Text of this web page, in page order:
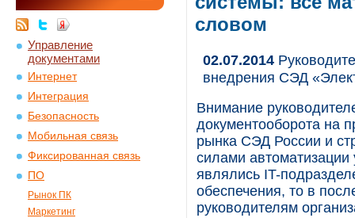
Управление
документами
Интернет
Интеграция
Безопасность
Мобильная связь
Фиксированная связь
ПО
Рынок ПК
Маркетинг
словом
02.07.2014
внедрения СЭД
Внимание
документооборота на
рынка СЭД России и
силами
являлись IT-
обеспечения, то в
руководителям